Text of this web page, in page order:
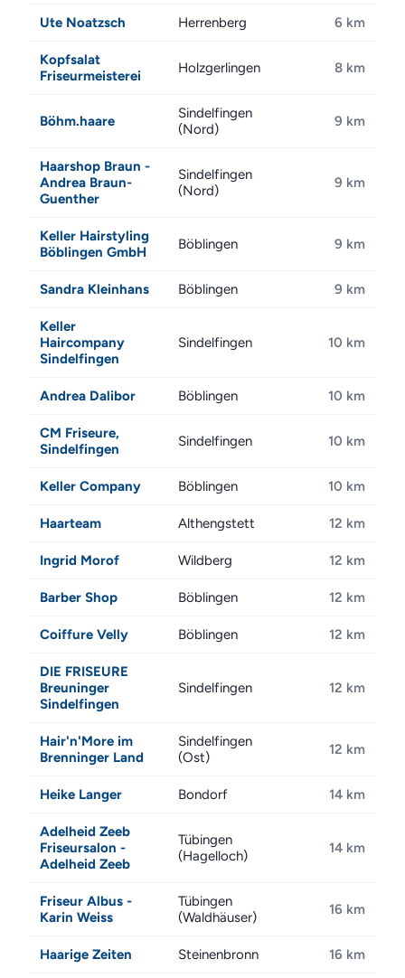
Ute Noatzsch Herrenberg 6 km
Kopfsalat
Friseurmeisterei
Holzgerlingen 8 km
Böhm.haare
Sindelfingen
(Nord)
9 km
Haarshop Braun -
Andrea Braun-
Guenther
Sindelfingen
(Nord)
9 km
Keller Hairstyling
Böblingen GmbH
Böblingen 9 km
Sandra Kleinhans Böblingen 9 km
Keller
Haircompany
Sindelfingen
Sindelfingen 10 km
Andrea Dalibor Böblingen 10 km
CM Friseure,
Sindelfingen
Sindelfingen 10 km
Keller Company Böblingen 10 km
Haarteam Althengstett 12 km
Ingrid Morof Wildberg 12 km
Barber Shop Böblingen 12 km
Coiffure Velly Böblingen 12 km
DIE FRISEURE
Breuninger
Sindelfingen
Sindelfingen 12 km
Hair'n'More im
Brenninger Land
Sindelfingen
(Ost)
12 km
Heike Langer Bondorf 14 km
Adelheid Zeeb
Friseursalon -
Adelheid Zeeb
Tübingen
(Hagelloch)
14 km
Friseur Albus -
Karin Weiss
Tübingen
(Waldhäuser)
16 km
Haarige Zeiten Steinenbronn 16 km